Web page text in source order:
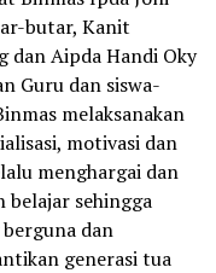
butar, Kanit
dan Aipda Handi Oky
Guru dan siswa-
melaksanakan
motivasi dan
menghargai dan
sehingga
dan
generasi tua